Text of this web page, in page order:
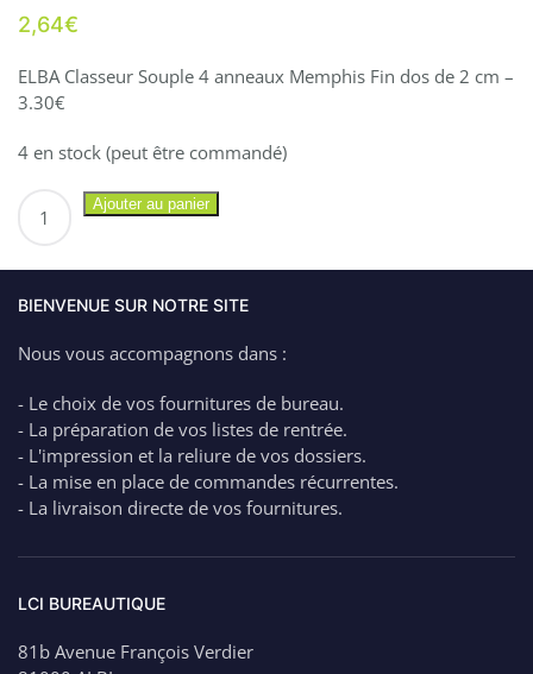
2,64€
ELBA Classeur Souple 4 anneaux Memphis Fin dos de 2 cm –
3.30€
4 en stock (peut être commandé)
Souple
anneaux
Fin
dos
de
2
cm
Ajouter au panier
BIENVENUE SUR NOTRE SITE
Nous vous accompagnons dans :
- Le choix de vos fournitures de bureau.
- La préparation de vos listes de rentrée.
- L'impression et la reliure de vos dossiers.
- La mise en place de commandes récurrentes.
- La livraison directe de vos fournitures.
LCI BUREAUTIQUE
81b Avenue François Verdier